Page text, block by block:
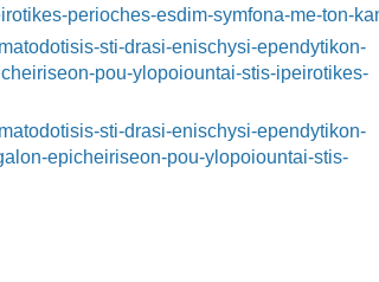
perioches-esdim-symfona-me-ton-
sti-drasi-enischysi-ependytikon-
pou-ylopoiountai-stis-ipeirotikes-
sti-drasi-enischysi-ependytikon-
epicheiriseon-pou-ylopoiountai-stis-